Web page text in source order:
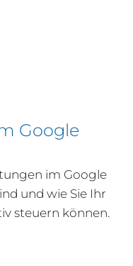
Google
im Google
und wie Sie Ihr
steuern können.